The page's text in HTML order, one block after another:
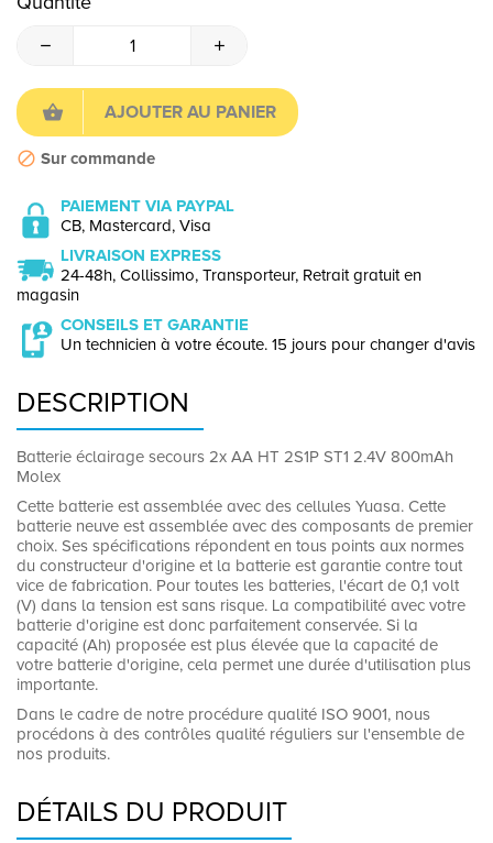
AJOUTER AU PANIER
Sur commande
PAIEMENT VIA PAYPAL
CB, Mastercard, Visa
LIVRAISON EXPRESS
24-48h, Collissimo, Transporteur, Retrait gratuit en
magasin
CONSEILS ET GARANTIE
Un technicien à votre écoute. 15 jours pour changer d'avis
DESCRIPTION
Batterie éclairage secours 2x AA HT 2S1P ST1 2.4V 800mAh
Molex
Cette batterie est assemblée avec des cellules Yuasa. Cette
batterie neuve est assemblée avec des composants de premier
choix. Ses spécifications répondent en tous points aux normes
du constructeur d'origine et la batterie est garantie contre tout
vice de fabrication. Pour toutes les batteries, l'écart de 0,1 volt
(V) dans la tension est sans risque. La compatibilité avec votre
batterie d'origine est donc parfaitement conservée. Si la
capacité (Ah) proposée est plus élevée que la capacité de
votre batterie d'origine, cela permet une durée d'utilisation plus
importante.
Dans le cadre de notre procédure qualité ISO 9001, nous
procédons à des contrôles qualité réguliers sur l'ensemble de
nos produits.
DÉTAILS DU PRODUIT